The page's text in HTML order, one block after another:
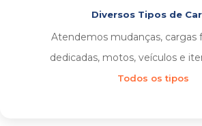
Diversos Tipos de
Atendemos mudanças, cargas
dedicadas, motos, veículos e
Todos os tipos